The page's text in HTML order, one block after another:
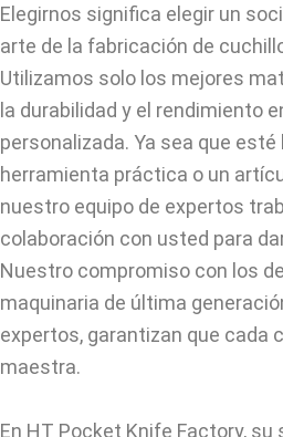
Elegirnos significa elegir un
arte de la fabricación de
Utilizamos solo los mejores
la durabilidad y el rendimiento
personalizada. Ya sea que
herramienta práctica o un
nuestro equipo de expertos
colaboración con usted para
Nuestro compromiso con los
maquinaria de última
expertos, garantizan que cada
maestra.
En HT Pocket Knife Factory,